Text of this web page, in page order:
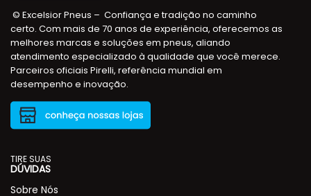
© Excelsior Pneus – Confiança e tradição no caminho
certo. Com mais de 70 anos de experiência, oferecemos as
melhores marcas e soluções em pneus, aliando
atendimento especializado à qualidade que você merece.
Parceiros oficiais Pirelli, referência mundial em
desempenho e inovação.
TIRE SUAS
DÚVIDAS
Sobre Nós